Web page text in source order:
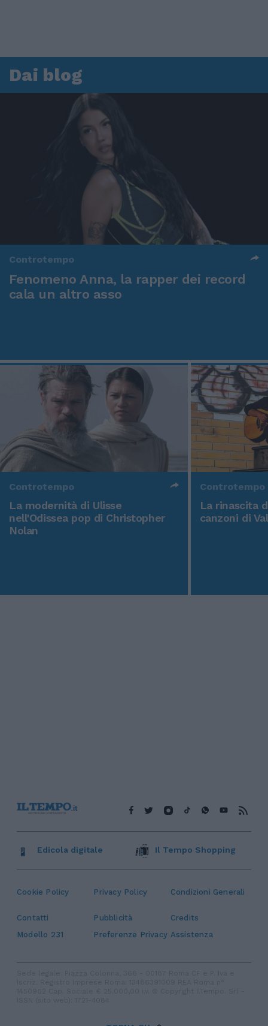
Dai blog
Controtempo
Fenomeno Anna, la rapper dei record
cala un altro asso
Controtempo
La modernità di Ulisse
nell'Odissea pop di Christopher
Nolan
Controtempo
La rinascita
canzoni di
Cookie Policy Privacy Policy Condizioni Generali
Contatti Pubblicità
Credits
Modello 231
Preferenze Privacy Assistenza
Edicola digitale Il Tempo Shopping